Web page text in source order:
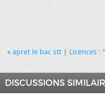
« apret le bac stt|Licences :
DISCUSSIONS